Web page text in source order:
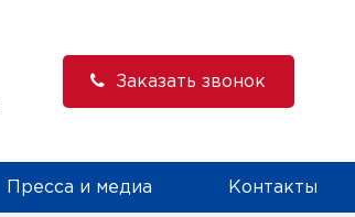
Заказать звонок
Пресса и медиа Контакты